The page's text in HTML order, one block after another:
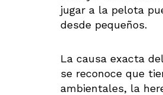
jugar a la pelota
desde pequeños.
La causa exacta
se reconoce que
ambientales, la